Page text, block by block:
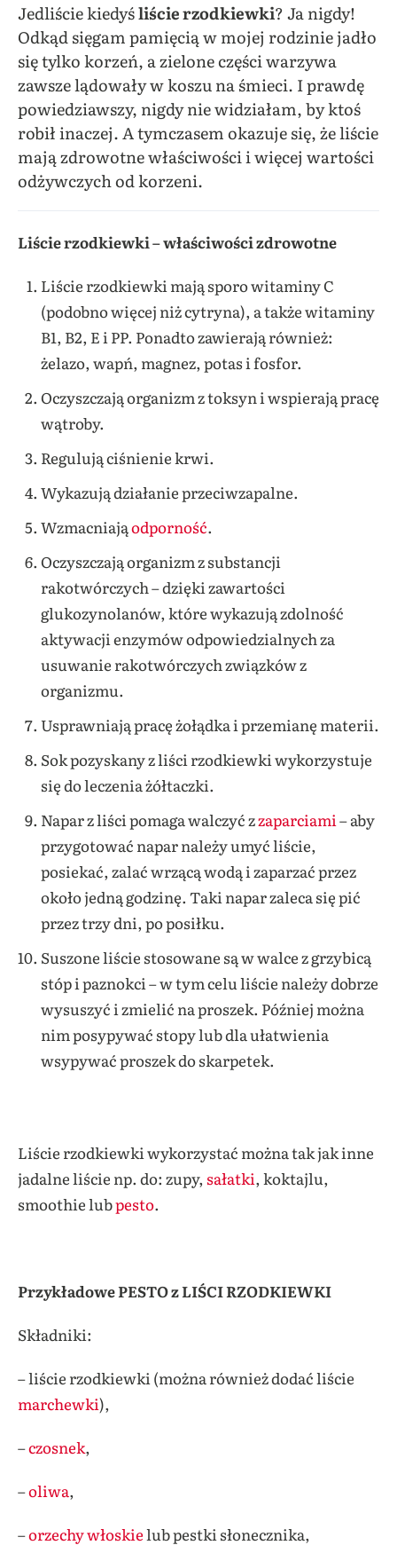
Jedliście kiedyśliście rzodkiewki? Ja nigdy!
Odkąd sięgam pamięcią w mojej rodzinie jadło
się tylko korzeń, a zielone części warzywa
zawsze lądowały w koszu na śmieci. I prawdę
powiedziawszy, nigdy nie widziałam, by ktoś
robił inaczej. A tymczasem okazuje się, że liście
mają zdrowotne właściwości i więcej wartości
odżywczych od korzeni.
Liście rzodkiewki – właściwości zdrowotne
Liście rzodkiewki mają sporo witaminy C
(podobno więcej niż cytryna), a także witaminy
B1, B2, E i PP. Ponadto zawierają również:
żelazo, wapń, magnez, potas i fosfor.
Oczyszczają organizm z toksyn i wspierają pracę
wątroby.
Regulują ciśnienie krwi.
Wykazują działanie przeciwzapalne.
Wzmacniająodporność.
Oczyszczają organizm z substancji
rakotwórczych – dzięki zawartości
glukozynolanów, które wykazują zdolność
aktywacji enzymów odpowiedzialnych za
usuwanie rakotwórczych związków z
organizmu.
Usprawniają pracę żołądka i przemianę materii.
Sok pozyskany z liści rzodkiewki wykorzystuje
się do leczenia żółtaczki.
Napar z liści pomaga walczyć zzaparciami– aby
przygotować napar należy umyć liście,
posiekać, zalać wrzącą wodą i zaparzać przez
około jedną godzinę. Taki napar zaleca się pić
przez trzy dni, po posiłku.
Suszone liście stosowane są w walce z grzybicą
stóp i paznokci – w tym celu liście należy dobrze
wysuszyć i zmielić na proszek. Później można
nim posypywać stopy lub dla ułatwienia
wsypywać proszek do skarpetek.
Liście rzodkiewki wykorzystać można tak jak inne
jadalne liście np. do: zupy, sałatki, koktajlu,
smoothie lubpesto.
Przykładowe PESTO z LIŚCI RZODKIEWKI
Składniki:
– liście rzodkiewki (można również dodać liście
marchewki),
–czosnek,
–oliwa,
–orzechy włoskielub pestki słonecznika,